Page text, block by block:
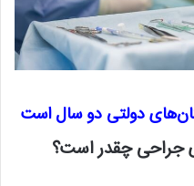
دولتی دو سال است
جراحی چقدر است؟